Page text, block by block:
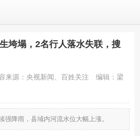
垮塌，2名行人落水失联，搜
来源：央视新闻、百姓关注
编辑：梁
强降雨，县域内河流水位大幅上涨。